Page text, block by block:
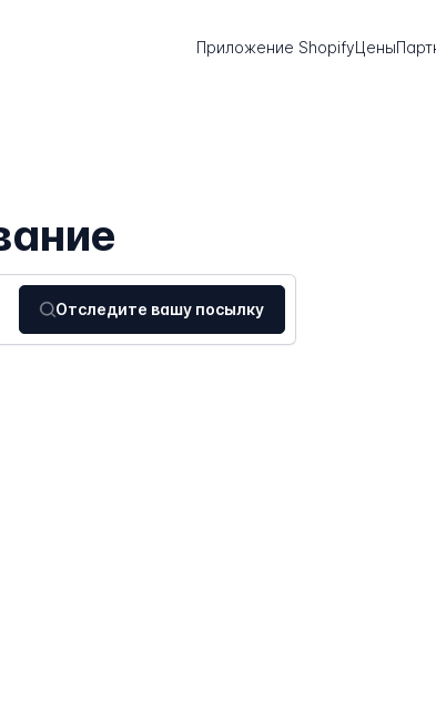
Приложение ShopifyЦены
Отследите вашу посылку